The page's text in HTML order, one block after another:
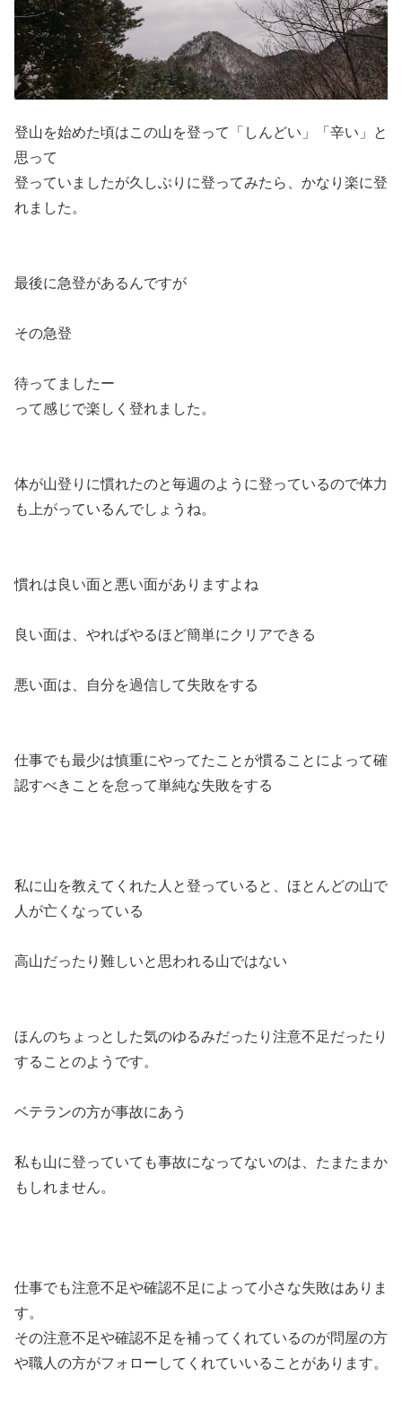
登山を始めた頃はこの山を登って「しんどい」「辛い」と
思って
登っていましたが久しぶりに登ってみたら、かなり楽に登
れました。
最後に急登があるんですが
その急登
待ってましたー
って感じで楽しく登れました。
体が山登りに慣れたのと毎週のように登っているので体力
も上がっているんでしょうね。
慣れは良い面と悪い面がありますよね
良い面は、やればやるほど簡単にクリアできる
悪い面は、自分を過信して失敗をする
仕事でも最少は慎重にやってたことが慣ることによって確
認すべきことを怠って単純な失敗をする
私に山を教えてくれた人と登っていると、ほとんどの山で
人が亡くなっている
高山だったり難しいと思われる山ではない
ほんのちょっとした気のゆるみだったり注意不足だったり
することのようです。
ベテランの方が事故にあう
私も山に登っていても事故になってないのは、たまたまか
もしれません。
仕事でも注意不足や確認不足によって小さな失敗はありま
す。
その注意不足や確認不足を補ってくれているのが問屋の方
や職人の方がフォローしてくれていいることがあります。